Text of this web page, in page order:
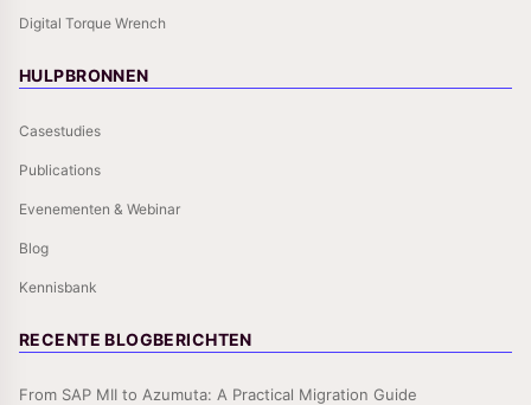
Digital Torque Wrench
HULPBRONNEN
Casestudies
Publications
Evenementen & Webinar
Blog
Kennisbank
RECENTE BLOGBERICHTEN
From SAP MII to Azumuta: A Practical Migration Guide